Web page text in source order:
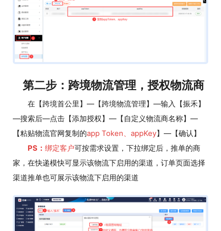
第二步：跨境物流管理，授权物流商
在【跨境首公里】—【跨境物流管理】—输入【振禾】
—搜索后—点击【添加授权】—【自定义物流商名称】—
【粘贴物流官网复制的app Token、appKey】—【确认】
PS： 绑定客户可按需求设置，下拉绑定后，推单的商
家，在快递模快可显示该物流下启用的渠道，订单页面选择
渠道推单也可展示该物流下启用的渠道